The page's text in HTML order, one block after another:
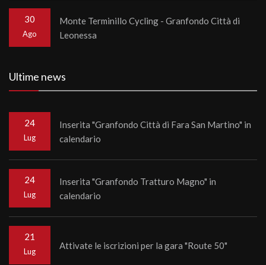
30
Ago
Monte Terminillo Cycling - Granfondo Città di
Leonessa
Ultime news
24
Lug
Inserita "Granfondo Città di Fara San Martino" in
calendario
24
Lug
Inserita "Granfondo Tratturo Magno" in
calendario
21
Lug
Attivate le iscrizioni per la gara "Route 50"